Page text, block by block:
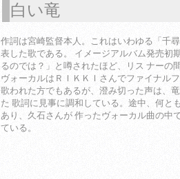
白い竜
作詞は宮崎監督本人。これはいわゆる「千
表した歌である。 イメージアルバム発売初
るのでは？」と噂されたほど、リス ナーの
ヴォーカルはＲＩＫＫＩさんでファイナル
歌われた方でもあるが、澄み切った声は、
た 歌詞に見事に調和している。途中、何と
あり、久石さんが 作ったヴォーカル曲の中
ている。